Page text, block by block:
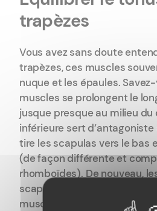
trapèzes
Vous avez sans doute
trapèzes, ces muscles
nuque et les épaules.
muscles se prolongent le
jusque presque au milieu
inférieure sert
tire les scapulas vers le bas
(de façon différente et
rhomboïdes). De nouveau,
scapulaires sont un
muscles. Elles aident à